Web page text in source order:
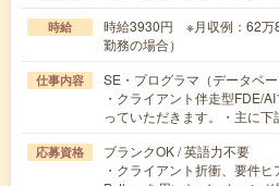
時給
時給3930円 ※月収例：62万
勤務の場合）
仕事内容
SE・プログラマ（データベー
・クライアント伴走型FDE/
っていただきます。・主に
応募資格
ブランクOK / 英語力不要
・クライアント折衝、要件